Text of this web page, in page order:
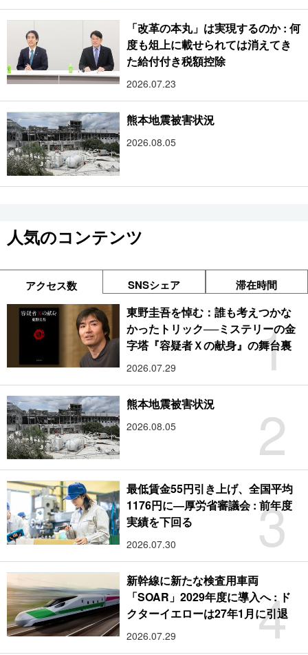
「改革の本丸」は実現するのか : 何
度も俎上に載せられては消えてき
た給付付き税額控除
2026.07.23
熊本地震被害状況
2026.08.05
人気のコンテンツ
アクセス数 SNSシェア 滞在時間
1
東野圭吾を悼む：誰も考えつかな
かったトリック──ミステリーの金
字塔『容疑者Ｘの献身』の舞台裏
2026.07.29
2
熊本地震被害状況
2026.08.05
3
最低賃金55円引き上げ、全国平均
1176円に―厚労省審議会 : 前年度
実績を下回る
2026.07.30
4
新幹線に新たな検査用車両
「SOAR」2029年度に導入へ : ド
クターイエローは27年1月に引退
2026.07.29